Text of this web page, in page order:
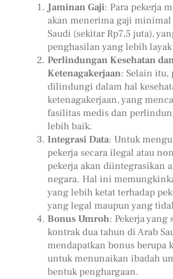
Jaminan Gaji: Para pekerja
akan menerima gaji minimal
Saudi (sekitar Rp7,5 juta),
penghasilan yang lebih
Perlindungan Kesehatan
Ketenagakerjaan: Selain itu,
dilindungi dalam hal
ketenagakerjaan, yang
fasilitas medis dan
lebih baik.
Integrasi Data: Untuk
pekerja secara ilegal atau
pekerja akan diintegrasikan
negara. Hal ini
yang lebih ketat terhadap
yang legal maupun yang
Bonus Umroh: Pekerja yang
kontrak dua tahun di Arab
mendapatkan bonus berupa
untuk menunaikan ibadah
bentuk penghargaan.